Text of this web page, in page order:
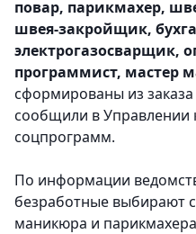
повар, парикмахер,
швея-закройщик,
электрогазосварщик,
программист, мастер
сформированы из
сообщили в Управлении
соцпрограмм.
По информации
безработные выбирают
маникюра и